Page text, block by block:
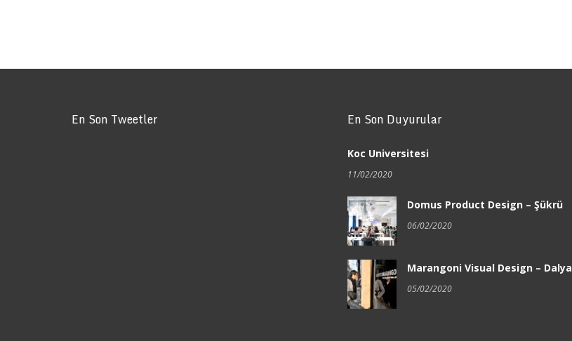
En Son Tweetler En Son Duyurular
Koc Universitesi
11/02/2020
Domus Product Design – Şükrü
06/02/2020
Marangoni Visual Design – Dalya
05/02/2020